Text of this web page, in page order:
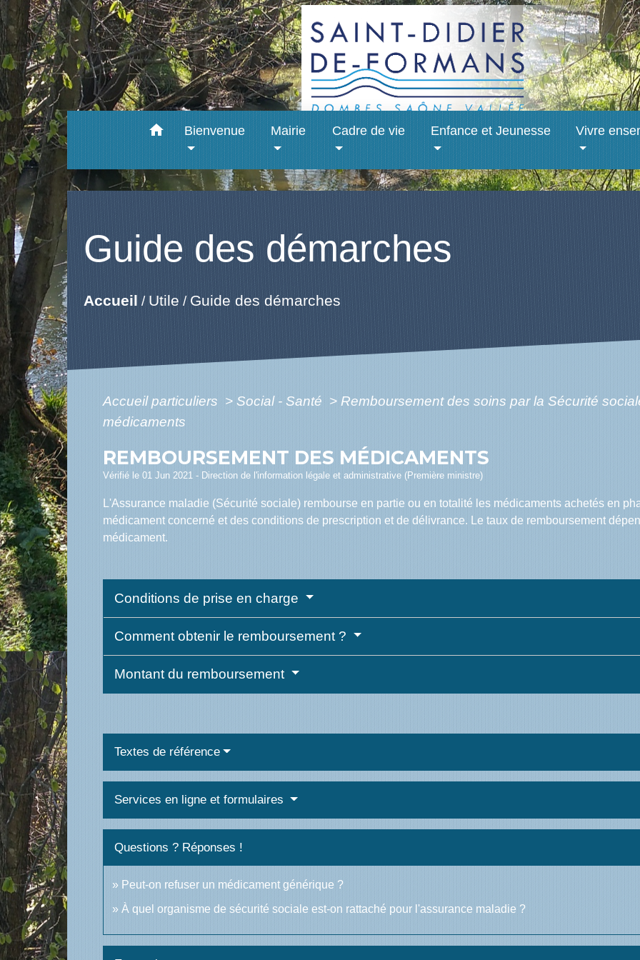
home Bienvenue Mairie Cadre de vie Enfance et Jeunesse Vivre
Guide des démarches
Accueil /Utile /Guide des démarches
Accueil particuliers > Social - Santé > Remboursement des soins par la Sécurité
médicaments
REMBOURSEMENT DES MÉDICAMENTS
Vérifié le 01 Jun 2021 - Direction de l'information légale et administrative (Première ministre)
L'Assurance maladie (Sécurité sociale) rembourse en partie ou en totalité les médicaments achetés en
médicament concerné et des conditions de prescription et de délivrance. Le taux de remboursement
médicament.
Conditions de prise en charge
Comment obtenir le remboursement ?
Montant du remboursement
Textes de référence
Services en ligne et formulaires
Questions ? Réponses !
Peut-on refuser un médicament générique ?
À quel organisme de sécurité sociale est-on rattaché pour l'assurance maladie ?